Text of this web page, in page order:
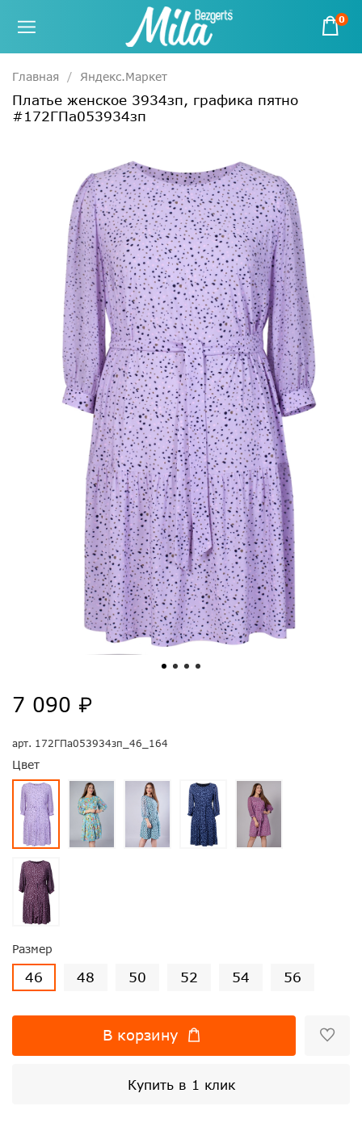
0
Главная Яндекс.Маркет
Платье женское 3934зп, графика пятно
#172ГПа053934зп
арт. 172ГПа053934зп_46_164
Цвет
Размер
46 48 50 52 54 56
7 090 ₽
В корзину
Купить в 1 клик